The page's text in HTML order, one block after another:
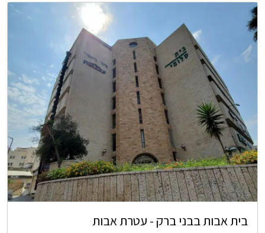
בית אבות בבני ברק - עטרת אבות